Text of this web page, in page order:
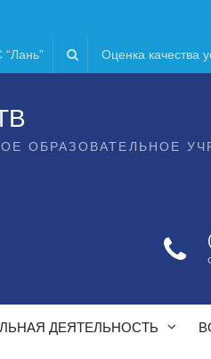
Оценка качества
ОБРАЗОВАТЕЛЬНОЕ
ДЕЯТЕЛЬНОСТЬ